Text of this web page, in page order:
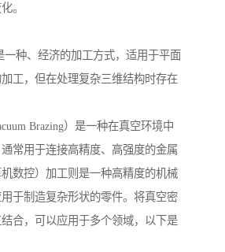
。
一种、经济的加工方式，适用于平面
工，但在处理复杂三维结构时存在
Brazing）是一种在真空环境中
常用于连接高精度、高强度的金属
数控）加工则是一种高精度的机械
于制造复杂形状的零件。将真空密
合，可以应用于多个领域，以下是